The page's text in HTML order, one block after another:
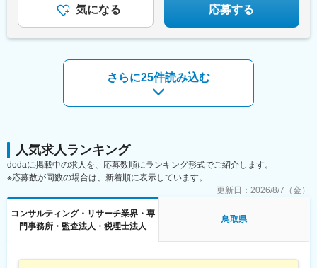
王子駅、武蔵五日市駅、西台駅、本蓮沼駅、青物横丁駅、武蔵境
駅、三鷹駅、吉祥寺駅、本郷三丁目駅、湯島駅、飯田橋駅、鬼子
戸新田駅、松飛台駅、スポーツセンター駅、みつわ台駅、蘇我
駅、海浜幕張駅、前原駅、船橋日大前駅、柏駅、柏の葉キャンパ
ス駅、新千葉駅、京成稲毛駅、新八柱駅、大宮駅(埼玉県)、南浦和
駅、さいたま新都心駅、北浦和駅、浦和駅、和光市駅、西川口
駅、東川口駅、朝霞駅、新越谷駅、川越駅、志木駅、所沢駅、草
北浜駅(大阪府)、なんば駅(南海線)、天満橋駅、長堀橋駅、谷町六
丁目駅、心斎橋駅、松屋町駅、堺筋本町駅、門真南駅、横堤駅、
矢田駅(大阪府)、東部市場前駅、今川駅(大阪府)、出戸駅、中津駅
(大阪府・阪急線)、なにわ橋駅、天満駅、中津駅(地下鉄)、中崎町
駅、扇町駅(大阪府)、西梅田駅、大阪梅田駅(阪神線)、矢場町駅、
瑞穂区役所駅、日比野駅(名古屋市営)、伏屋駅、稲永駅、笠寺駅、
左京山駅、武蔵小杉駅、目黒駅、秋葉原駅、新橋駅、東京駅、町
二子玉川駅、四ツ谷駅、あざみ野駅、湘南台駅、天王洲アイル
気になる 応募する
さらに25件読み込む
人気求人ランキング
dodaに掲載中の求人を、応募数順にランキング形式でご紹介します。
※応募数が同数の場合は、新着順に表示しています。
更新日： 2026/8/7（金）
コンサルティング・リサーチ業界・専
門事務所・監査法人・税理士法人
鳥取県